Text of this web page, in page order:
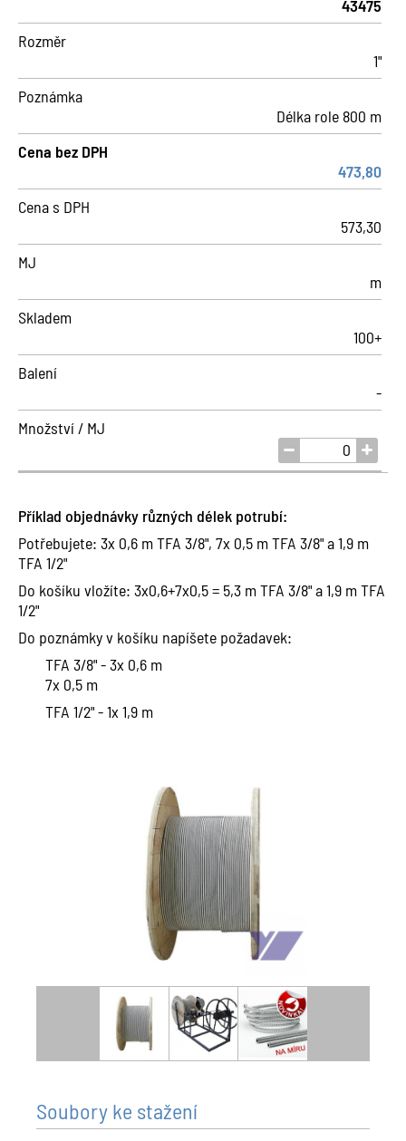
43475
Rozměr
1"
Poznámka
Délka role 800 m
Cena bez DPH
473,80
Cena s DPH
573,30
MJ
m
Skladem
100+
Balení
-
Množství / MJ
Příklad objednávky různých délek potrubí:
Potřebujete: 3x 0,6 m TFA 3/8", 7x 0,5 m TFA 3/8" a 1,9 m
TFA 1/2"
Do košíku vložíte: 3x0,6+7x0,5 = 5,3 m TFA 3/8" a 1,9 m TFA
1/2"
Do poznámky v košíku napíšete požadavek:
TFA 3/8" - 3x 0,6 m
7x 0,5 m
TFA 1/2" - 1x 1,9 m
Soubory ke stažení